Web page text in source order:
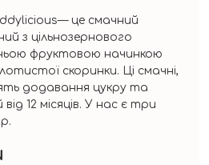
це смачний
з цільнозернового
фруктовою начинкою
скоринки. Ці смачні,
додавання цукру та
12 місяців. У нас є три